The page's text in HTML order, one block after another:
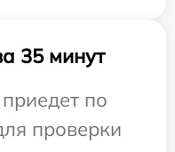
35 минут
по
проверки